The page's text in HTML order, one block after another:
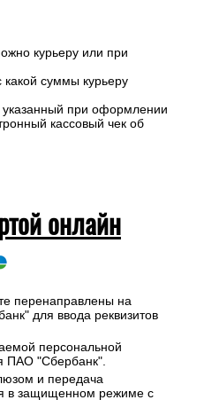
курьеру или при
какой суммы курьеру
указанный при оформлении
кассовый чек об
онлайн
перенаправлены на
для ввода реквизитов
персональной
ПАО "Сбербанк".
и передача
в защищенном режиме с